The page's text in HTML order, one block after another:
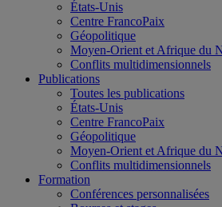
États-Unis
Centre FrancoPaix
Géopolitique
Moyen-Orient et Afrique du
Conflits multidimensionnels
Publications
Toutes les publications
États-Unis
Centre FrancoPaix
Géopolitique
Moyen-Orient et Afrique du
Conflits multidimensionnels
Formation
Conférences personnalisées